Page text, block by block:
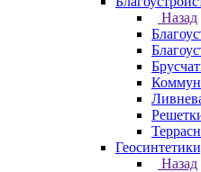
Назад
Назад